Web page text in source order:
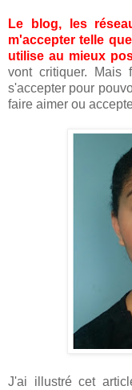
Le blog, les
m'accepter telle
utilise au mieux
vont critiquer. Mais
s'accepter pour
faire aimer ou
J'ai illustré cet